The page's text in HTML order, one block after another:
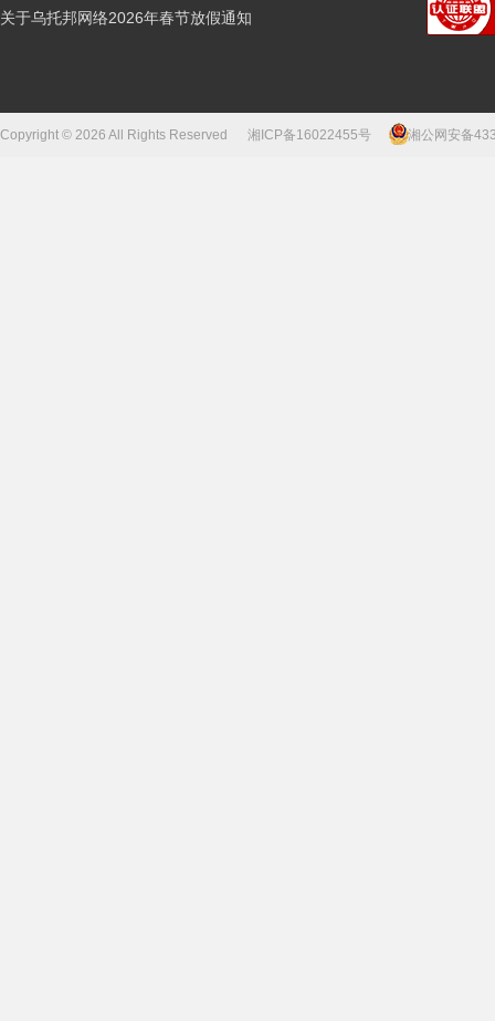
关于乌托邦网络2026年春节放假通知
Copyright © 2026 All Rights Reserved 湘ICP备16022455号 湘公网安备